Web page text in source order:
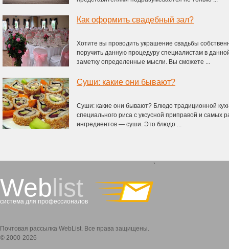
Как оформить свадебный зал?
Хотите вы проводить украшение свадьбы
поручить данную процедуру специалистам в
заметку определенные мысли. Вы сможете ...
Суши: какие они бывают?
Суши: какие они бывают? Блюдо традиционной
специального риса с уксусной приправой и самых
ингредиентов — суши. Это блюдо ...
Weblist
система для профессионалов
`
Почтовая рассылка WebList. Все права защищены.
© 2000-2026